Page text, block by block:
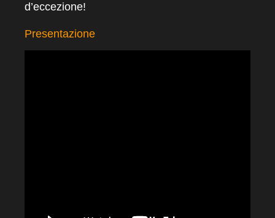
d’eccezione!
Presentazione